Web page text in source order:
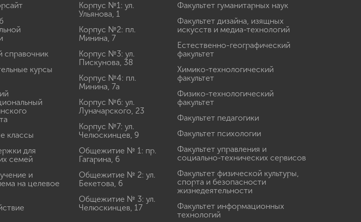
справочник
курсы
классы
для
семей
и
на целевое
Корпус №1: ул.
Ульянова, 1
Корпус №2: пл.
Минина, 7
Корпус №3: ул.
Пискунова, 38
Корпус №4: пл.
Минина, 7а
Корпус №6: ул.
Луначарского, 23
Корпус №7: ул.
Челюскинцев, 9
Общежитие № 1: пр.
Гагарина, 6
Общежитие № 2: ул.
Бекетова, 6
Общежитие № 3: ул.
Челюскинцев, 17
Факультет гуманитарных наук
Факультет дизайна, изящных
искусств и медиа-технологий
Естественно-географический
факультет
Химико-технологический
факультет
Физико-технологический
факультет
Факультет педагогики
Факультет психологии
Факультет управления и
социально-технических сервисов
Факультет физической культуры,
спорта и безопасности
жизнедеятельности
Факультет информационных
технологий